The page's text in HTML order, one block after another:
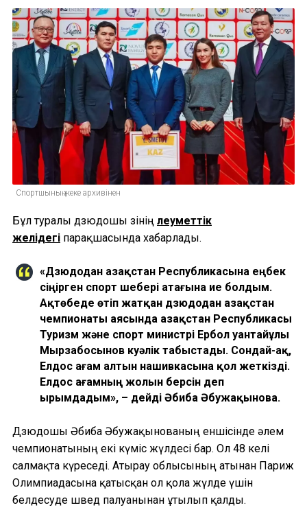
Спортшының жеке архивінен
Бұл туралы дзюдошы өзінің әлеуметтік
желідегі парақшасында хабарлады.
«Дзюдодан Қазақстан Республикасына еңбек
сіңірген спорт шебері атағына ие болдым.
Ақтөбеде өтіп жатқан дзюдодан Қазақстан
чемпионаты аясында Қазақстан Республикасы
Туризм және спорт министрі Ербол Қуантайұлы
Мырзабосынов куәлік табыстады. Сондай-ақ,
Елдос ағам алтын нашивкасына қол жеткізді.
Елдос ағамның жолын берсін деп
ырымдадым», – дейді Әбиба Әбужақынова.
Дзюдошы Әбиба Әбужақынованың еншісінде әлем
чемпионатының екі күміс жүлдесі бар. Ол 48 келі
салмақта күреседі. Атырау облысының атынан Париж
Олимпиадасына қатысқан ол қола жүлде үшін
белдесуде швед палуанынан ұтылып қалды.